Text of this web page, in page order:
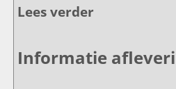
Lees verder
Informatie